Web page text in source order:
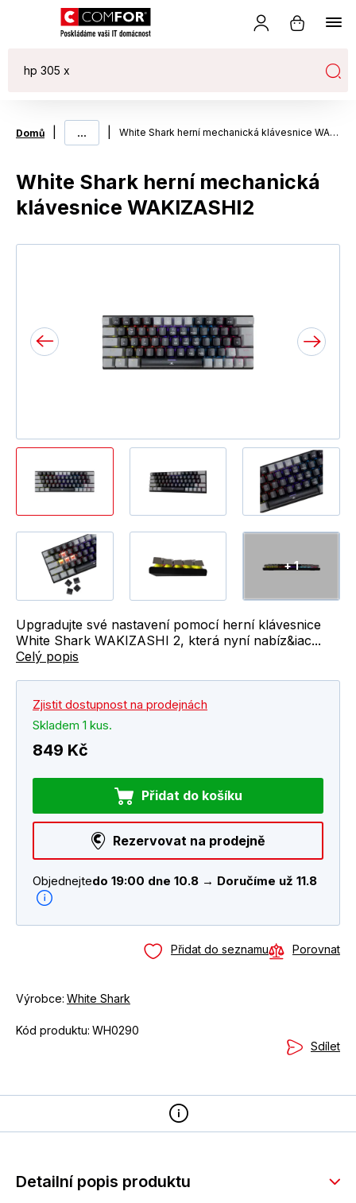
Domů ... White Shark herní mechanická klávesnice WAKIZASHI2
White Shark herní mechanická
klávesnice WAKIZASHI2
+ 1
Upgradujte své nastavení pomocí herní klávesnice
White Shark WAKIZASHI 2, která nyní nabíz&iac...
Celý popis
Zjistit dostupnost na prodejnách
Skladem 1 kus.
849 Kč
Přidat do košíku
Rezervovat na prodejně
Objednejtedo 19:00 dne 10.8 → Doručíme už 11.8
Přidat do seznamu Porovnat
Výrobce: White Shark
Kód produktu: WH0290
Sdílet
Detailní popis produktu